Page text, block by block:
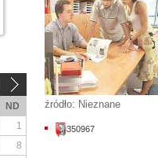
źródło: Nieznane
350967
ND
1
8